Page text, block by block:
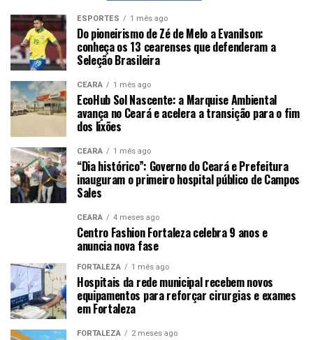
ESPORTES 1 mês ago
Do pioneirismo de Zé de Melo a Evanilson:
conheça os 13 cearenses que defenderam a
Seleção Brasileira
CEARÁ 1 mês ago
EcoHub Sol Nascente: a Marquise Ambiental
avança no Ceará e acelera a transição para o fim
dos lixões
CEARÁ 1 mês ago
“Dia histórico”: Governo do Ceará e Prefeitura
inauguram o primeiro hospital público de Campos
Sales
CEARÁ 4 meses ago
Centro Fashion Fortaleza celebra 9 anos e
anuncia nova fase
FORTALEZA 1 mês ago
Hospitais da rede municipal recebem novos
equipamentos para reforçar cirurgias e exames
em Fortaleza
FORTALEZA 2 meses ago